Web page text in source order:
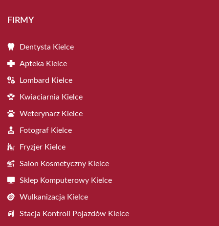
FIRMY
Dentysta Kielce
Apteka Kielce
Lombard Kielce
Kwiaciarnia Kielce
Weterynarz Kielce
Fotograf Kielce
Fryzjer Kielce
Salon Kosmetyczny Kielce
Sklep Komputerowy Kielce
Wulkanizacja Kielce
Stacja Kontroli Pojazdów Kielce